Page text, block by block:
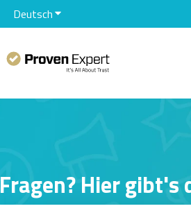
DeutschUntermenü für
Fragen? Hier